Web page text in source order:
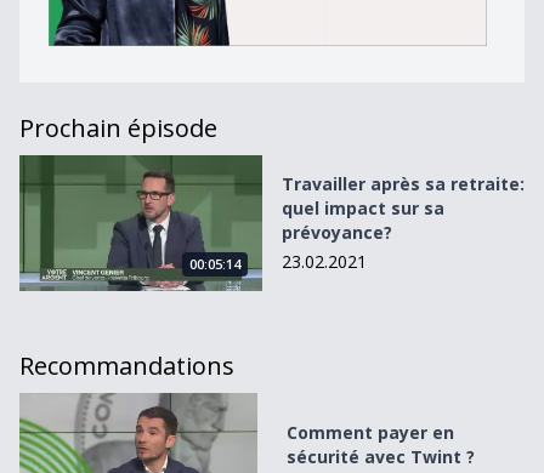
Prochain épisode
Travailler après sa retraite: quel impact sur sa
00:05:14
Travailler après sa retraite:
quel impact sur sa
prévoyance?
23.02.2021
Recommandations
Comment payer en sécurité avec Twint ?
Comment payer en
sécurité avec Twint ?